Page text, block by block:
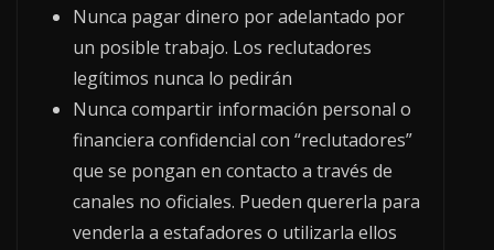
Nunca pagar dinero por adelantado por
un posible trabajo. Los reclutadores
legítimos nunca lo pedirán
Nunca compartir información personal o
financiera confidencial con “reclutadores”
que se pongan en contacto a través de
canales no oficiales. Pueden quererla para
venderla a estafadores o utilizarla ellos